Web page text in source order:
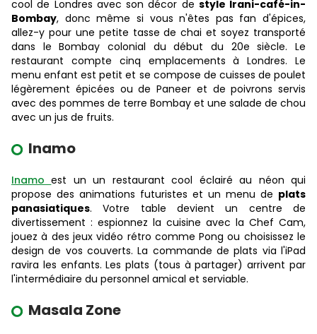
cool de Londres avec son décor de style Irani-café-in-
Bombay, donc même si vous n'êtes pas fan d'épices,
allez-y pour une petite tasse de chai et soyez transporté
dans le Bombay colonial du début du 20e siècle. Le
restaurant compte cinq emplacements à Londres. Le
menu enfant est petit et se compose de cuisses de poulet
légèrement épicées ou de Paneer et de poivrons servis
avec des pommes de terre Bombay et une salade de chou
avec un jus de fruits.
Inamo
Inamoest un un restaurant cool éclairé au néon qui
propose des animations futuristes et un menu de plats
panasiatiques. Votre table devient un centre de
divertissement : espionnez la cuisine avec la Chef Cam,
jouez à des jeux vidéo rétro comme Pong ou choisissez le
design de vos couverts. La commande de plats via l'iPad
ravira les enfants. Les plats (tous à partager) arrivent par
l'intermédiaire du personnel amical et serviable.
Masala Zone